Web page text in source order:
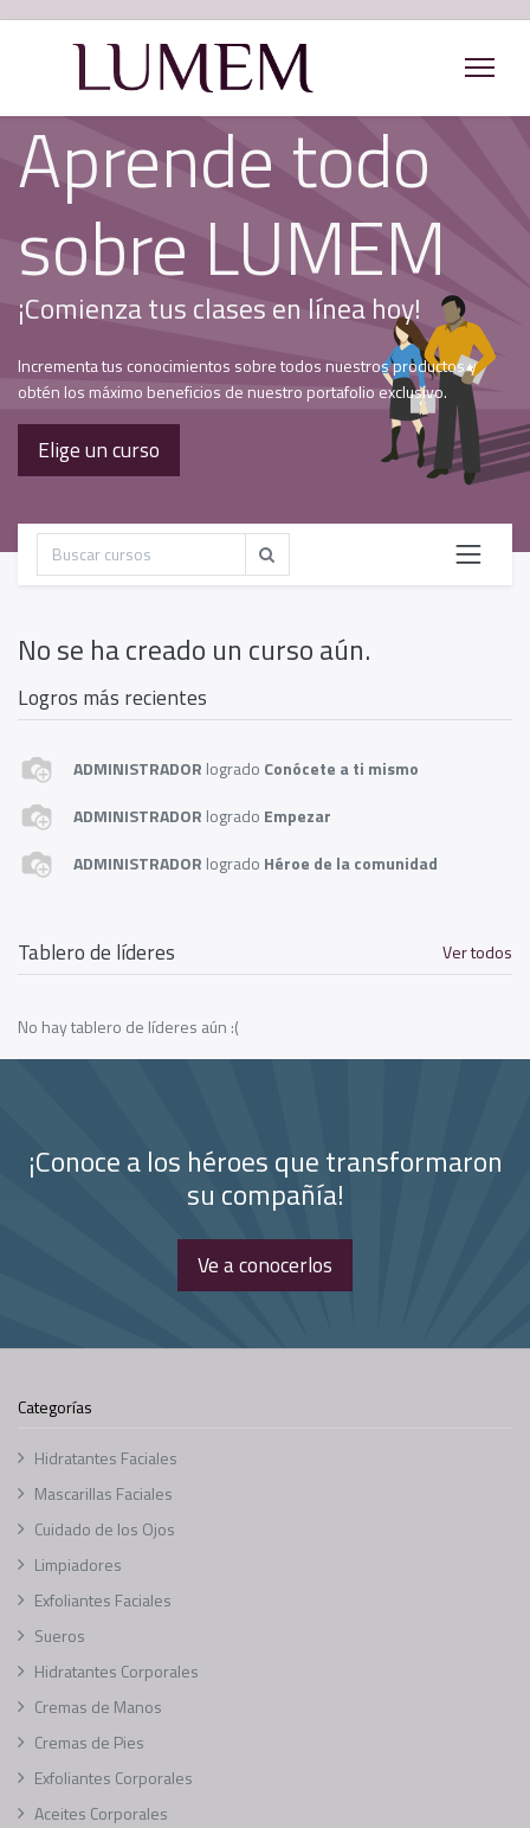
Aprende todo
sobre LUMEM
¡Comienza tus clases en línea hoy!
Incrementa tus conocimientos sobre todos nuestros productos y
obtén los máximo beneficios de nuestro portafolio exclusivo.
Elige un curso
Logros más recientes
ADMINISTRADOR logrado Conócete a ti mismo
ADMINISTRADOR logrado Empezar
ADMINISTRADOR logrado Héroe de la comunidad
Ver todos
Tablero de líderes
No hay tablero de líderes aún :(
No se ha creado un curso aún.
¡Conoce a los héroes que transformaron
su compañía!
Ve a conocerlos
Categorías
Hidratantes Faciales
Mascarillas Faciales
Cuidado de los Ojos
Limpiadores
Exfoliantes Faciales
Sueros
Hidratantes Corporales
Cremas de Manos
Cremas de Pies
Exfoliantes Corporales
Aceites Corporales